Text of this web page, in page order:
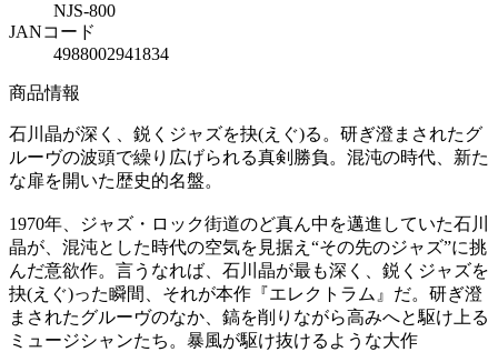
NJS-800
JANコード
4988002941834
商品情報
石川晶が深く、鋭くジャズを抉(えぐ)る。研ぎ澄まされたグ
ルーヴの波頭で繰り広げられる真剣勝負。混沌の時代、新た
な扉を開いた歴史的名盤。
1970年、ジャズ・ロック街道のど真ん中を邁進していた石川
晶が、混沌とした時代の空気を見据え“その先のジャズ”に挑
んだ意欲作。言うなれば、石川晶が最も深く、鋭くジャズを
抉(えぐ)った瞬間、それが本作『エレクトラム』だ。研ぎ澄
まされたグルーヴのなか、鎬を削りながら高みへと駆け上る
ミュージシャンたち。暴風が駆け抜けるような大作